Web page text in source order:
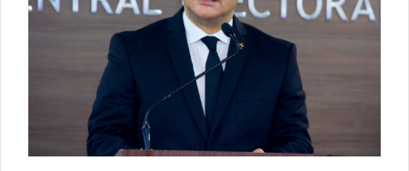
o
r
e
l
e